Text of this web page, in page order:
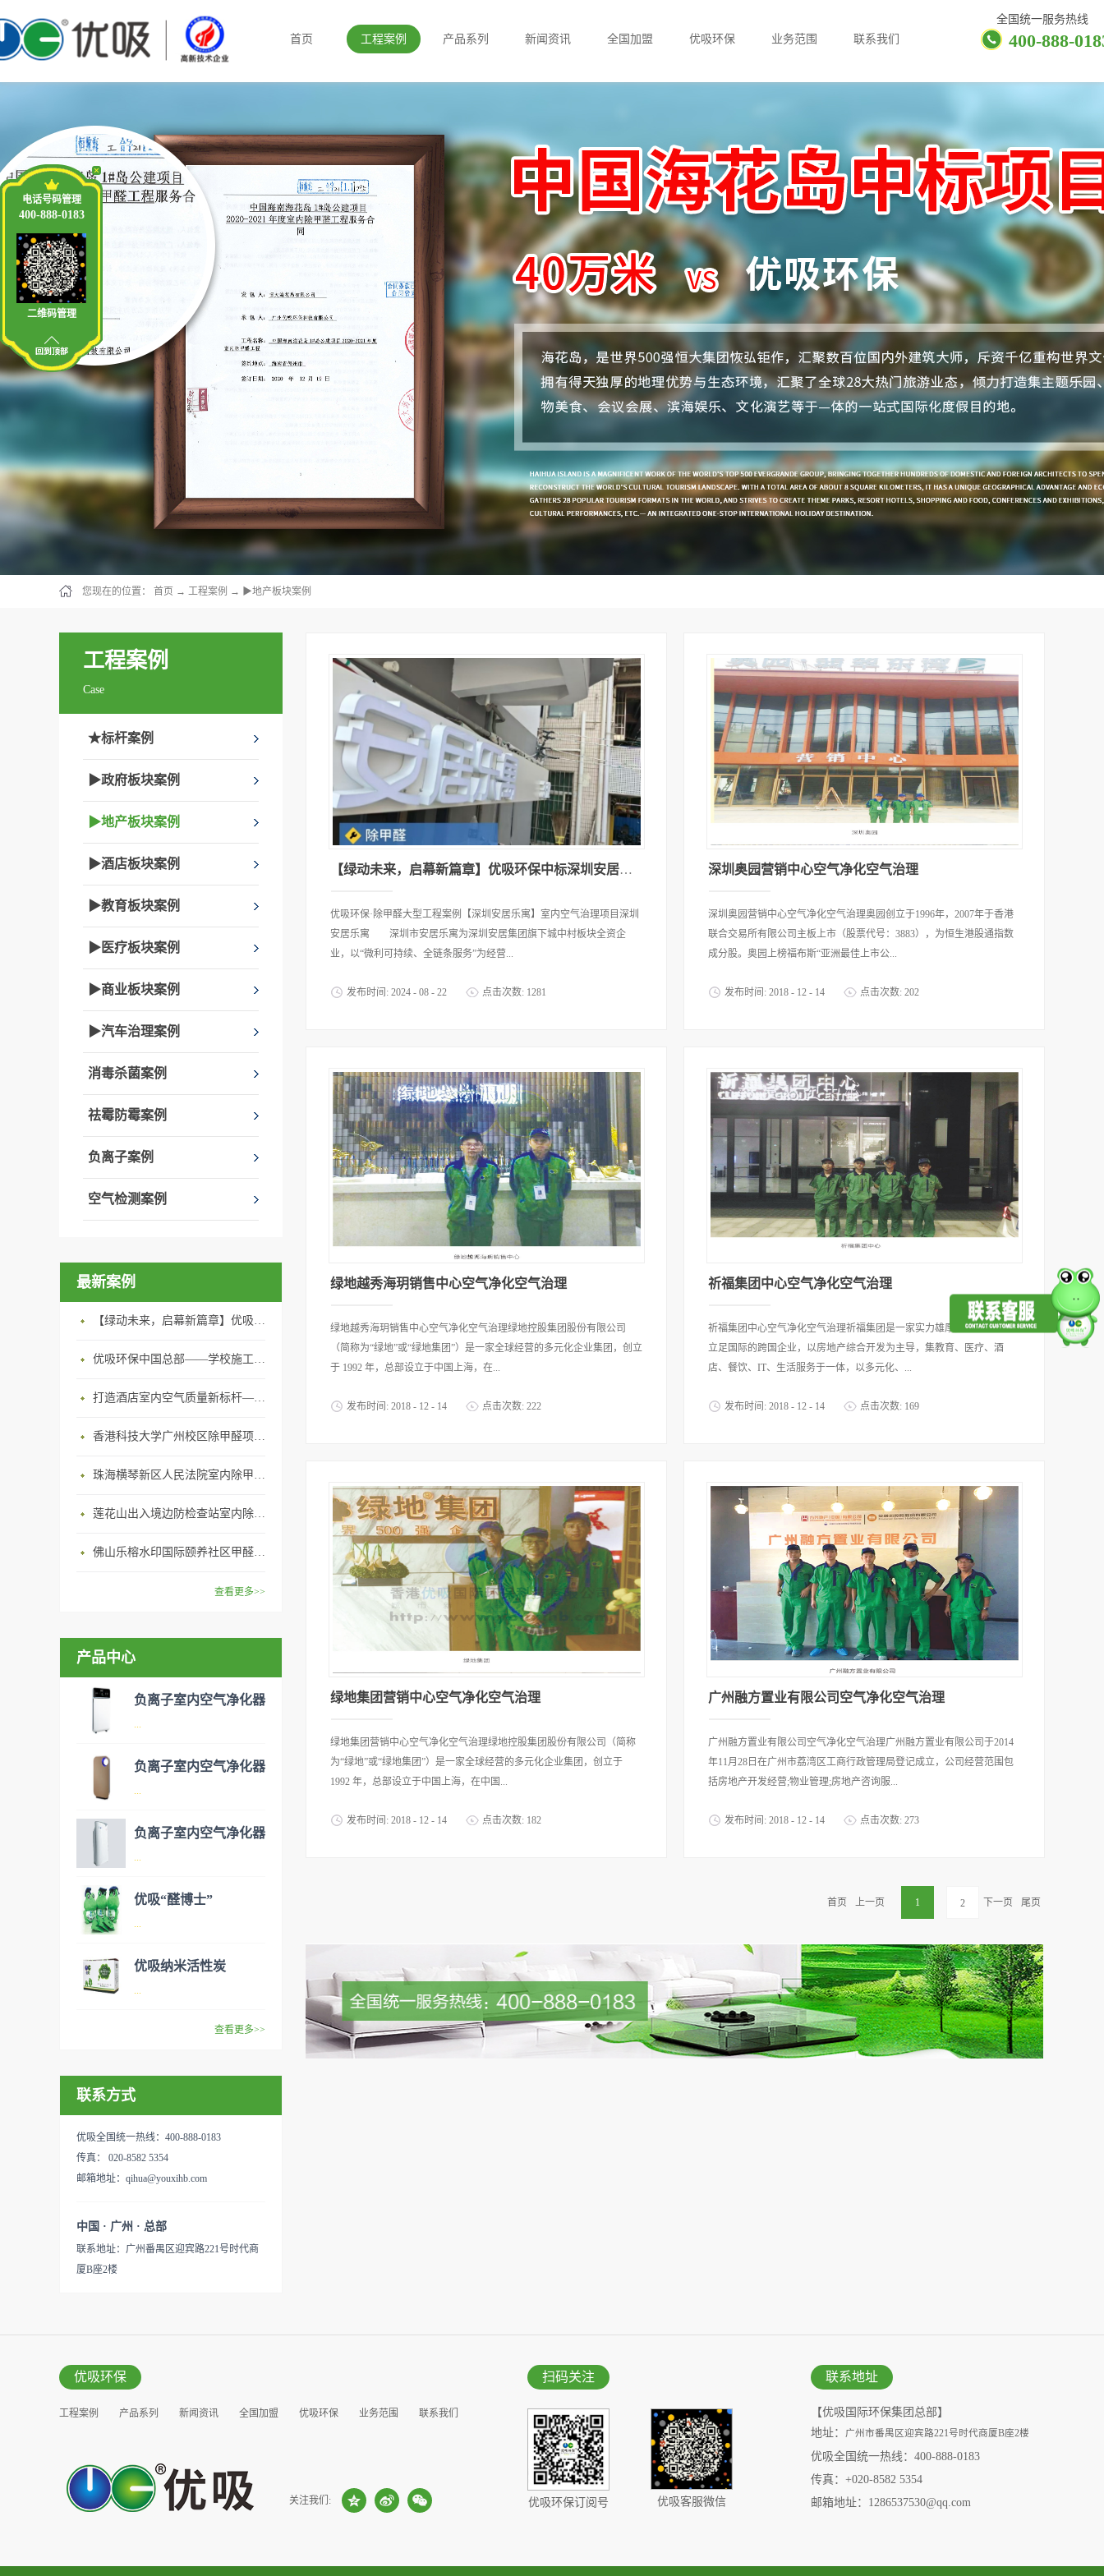
全国统一服务热线
400-888-
首页 工程案例 产品系列 新闻资讯 全国加盟 优吸环保 业务范围 联系我们
您现在的位置： 首页 → 工程案例 → ▶地产板块案例
工程案例
Case
★标杆案例
▶政府板块案例
▶地产板块案例
▶酒店板块案例
▶教育板块案例
▶医疗板块案例
▶商业板块案例
▶汽车治理案例
消毒杀菌案例
祛霉防霉案例
负离子案例
空气检测案例
最新案例
【绿动未来，启幕新篇章】优吸环保中标深圳安居乐寓，超大型工装室内空气治理项目顺利启航，匠心筑就健康空间！
优吸环保中国总部——学校施工案例(节选)
打造酒店室内空气质量新标杆——优吸环保·标杆之作：东莞美豪雅致酒店室内空气治理工程纪实
香港科技大学广州校区除甲醛项目圆满完成
珠海横琴新区人民法院室内除甲醛空气治理项目
莲花山出入境边防检查站室内除甲醛空气治理项目
佛山乐榕水印国际颐养社区甲醛治理
查看更多>>
产品中心
负离子室内空气净化器
...
般包括PM2.5、粉尘、花粉、
高空气清洁度的效果。主要功
能：除甲醛/除异味/杀菌应用
所、使用方法：见产品说明手
册
负离子室内空气净化器
...
般包括PM2.5、粉尘、花粉、
高空气清洁度的效果。主要功
能：除甲醛/除异味/杀菌应用
所、使用方法：见产品说明手
负离子室内空气净化器
...
般包括PM2.5、粉尘、花粉、
效去除挥发性有机物，有效提
所、使用方法：见产品说明手
优吸“醛博士”
...
在甲醛领域是非常专业的一位
以辅助净化空气，醛博士一肚
用。放在车里不仅能装饰更能
的研发出治理甲醛的产品，而
我们的“醛博士”就担此重任。
产
优吸纳米活性炭
...
无定形碳，也有排列规整的晶
体碳。优吸活性炭具有较强的
吸附性，广泛应用于生产、生
活中。主要功能：吸附异味应
用范围：汽车、冰箱、食品
查看更多>>
联系方式
优吸全国统一热线：400-888-0183
传真： 020-8582 5354
邮箱地址：qihua@youxihb.com
中国 · 广州 · 总部
联系地址：广州番禺区迎宾路221号时代商
厦B座2楼
【绿动未来，启幕新篇章】优吸环保中标深圳安居乐寓，超大型工装室内空气治理项目顺利启航，匠心筑就健康空间！
优吸环保·除甲醛大型工程案例【深圳安居乐寓】室内空气治理项目深圳
安居乐寓 深圳市安居乐寓为深圳安居集团旗下城中村板块全资企
业，以“微利可持续、全链条服务”为经营...
室内空气污染净化治理。▲项目施工中福围路、福围西街 优吸环保作
为一家拥有十一年室内空气治理、除甲醛经验的环保型公司。 优吸
环保工程师对已经装修完成的楼层房间区域制定了详细的治理方案,专业
治理团队凭借丰富的经验，采取环保材料，针对不同场所进行精细化施
工。治理过程中，团队成员严格遵守施工规范，确保工程质量。优吸环
保室内空气治理团队精通室内空气净化治理，其中的资深工程师已获得
广东省人力资源社会保障厅的技术鉴定证书，技术工程师们也拥有行业
认可的室内治理员证书。连锁公寓其他店面房间文案 | 优吸环保图片 | 优
吸环保扫码关注我们为我们的健康负责了解更多关于室内“除甲醛”及装
修小常识
发布时间: 2024 - 08 - 22 点击次数: 1281
深圳奥园营销中心空气净化空气治理
深圳奥园营销中心空气净化空气治理奥园创立于1996年，2007年于香港
联合交易所有限公司主板上市（股票代号：3883），为恒生港股通指数
成分股。奥园上榜福布斯“亚洲最佳上市公...
发布时间: 2018 - 12 - 14 点击次数: 202
绿地越秀海玥销售中心空气净化空气治理
绿地越秀海玥销售中心空气净化空气治理绿地控股集团股份有限公司
（简称为“绿地”或“绿地集团”）是一家全球经营的多元化企业集团，创立
于 1992 年，总部设立于中国上海，在...
发布时间: 2018 - 12 - 14 点击次数: 222
祈福集团中心空气净化空气治理
祈福集团中心空气净化空气治理祈福集团是一家实力雄厚，建基中国、
立足国际的跨国企业，以房地产综合开发为主导，集教育、医疗、酒
店、餐饮、IT、生活服务于一体，以多元化、...
发布时间: 2018 - 12 - 14 点击次数: 169
绿地集团营销中心空气净化空气治理
绿地集团营销中心空气净化空气治理绿地控股集团股份有限公司（简称
为“绿地”或“绿地集团”）是一家全球经营的多元化企业集团，创立于
1992 年，总部设立于中国上海，在中国...
发布时间: 2018 - 12 - 14 点击次数: 182
广州融方置业有限公司空气净化空气治理
广州融方置业有限公司空气净化空气治理广州融方置业有限公司于2014
年11月28日在广州市荔湾区工商行政管理局登记成立，公司经营范围包
括房地产开发经营;物业管理;房地产咨询服...
发布时间: 2018 - 12 - 14 点击次数: 273
首页 上一页 1 2 下一页 尾页
优吸环保
工程案例 产品系列 新闻资讯 全国加盟 优吸环保 业务范围
联系我们
关注我们:
扫码关注
优吸环保订阅号 优吸客服微信
联系地址
【优吸国际环保集团总部】
地址：
广州市番禺区迎宾路221号时代商厦B座2楼
优吸全国统一热线：400-888-0183
传真：+020-8582 5354
邮箱地址：1286537530@qq.com
电话号码管理
400-888-0183
二维码管理